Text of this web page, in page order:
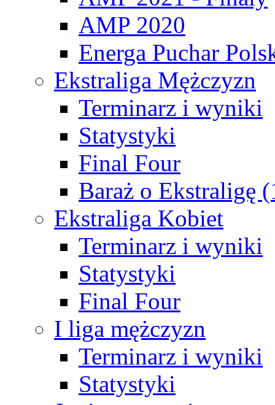
AMP 2020
Energa Puchar
Ekstraliga Mężczyzn
Terminarz i wyniki
Statystyki
Final Four
Baraż o Ekstraligę
Ekstraliga Kobiet
Terminarz i wyniki
Statystyki
Final Four
I liga mężczyzn
Terminarz i wyniki
Statystyki